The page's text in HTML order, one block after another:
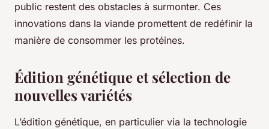
public restent des obstacles à surmonter. Ces
innovations dans la viande promettent de redéfinir la
manière de consommer les protéines.
Édition génétique et sélection de
nouvelles variétés
L’édition génétique, en particulier via la technologie